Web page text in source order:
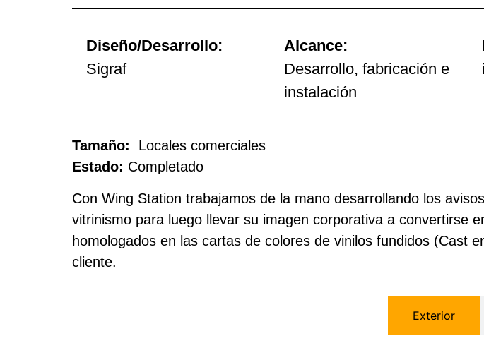
Diseño/Desarrollo:
Sigraf
Alcance:
Desarrollo, fabricación e
instalación
Tamaño:
Locales comerciales
Estado: Completado
Con Wing Station trabajamos de la mano desarrollando los
vitrinismo para luego llevar su imagen corporativa a convertirse
homologados en las cartas de colores de vinilos fundidos (Cast
cliente.
Exterior